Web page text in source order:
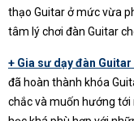
thạo Guitar ở mức vừa
tâm lý chơi đàn Guitar
+ Gia sư dạy đàn
đã hoàn thành khóa
chắc và muốn hướng tới